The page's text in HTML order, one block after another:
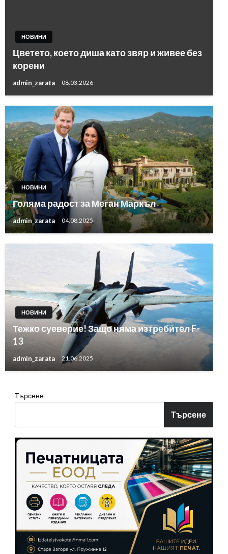
НОВИНИ
Цветето, което диша като звяр и живее без
корени
admin_zarata 08.03.2026
НОВИНИ
Голяма радост за Меган Маркъл
admin_zarata 04.08.2025
НОВИНИ
Тежко суеверие! Защо няма изтребител F-
13
admin_zarata 21.06.2025
Търсене
Търсене